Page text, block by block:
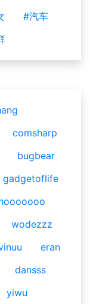
#汽车
comsharp
bugbear
gadgetoflife
wodezzz
eran
dansss
yiwu